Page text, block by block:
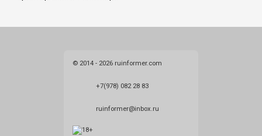
© 2014 - 2026 ruinformer.com
+7(978) 082 28 83
ruinformer@inbox.ru